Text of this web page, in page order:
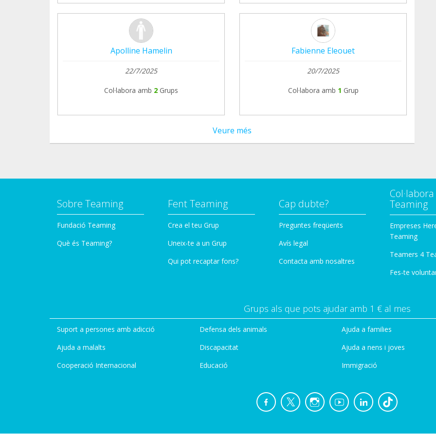
Apolline Hamelin
22/7/2025
Col·labora amb 2 Grups
Fabienne Eleouet
20/7/2025
Col·labora amb 1 Grup
Veure més
Sobre Teaming
Fundació Teaming
Què és Teaming?
Fent Teaming
Crea el teu Grup
Uneix-te a un Grup
Qui pot recaptar fons?
Cap dubte?
Preguntes freqüents
Avís legal
Contacta amb nosaltres
Teaming
Empreses
Teaming
Teamers 4
Fes-te
Grups als que pots ajudar amb 1 € al mes
Suport a persones amb adicció
Ajuda a malalts
Cooperació Internacional
Defensa dels animals
Discapacitat
Educació
Ajuda a families
Ajuda a nens i joves
Immigració